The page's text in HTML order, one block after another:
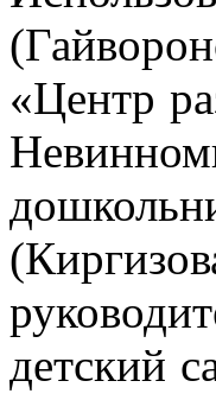
«Центр
детский